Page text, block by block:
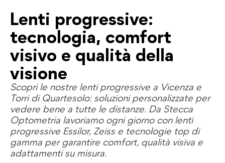
Lenti progressive:
tecnologia, comfort
visivo e qualità della
visione
Scopri le nostre lenti progressive a Vicenza e
Torri di Quartesolo: soluzioni personalizzate per
vedere bene a tutte le distanze. Da Stecca
Optometria lavoriamo ogni giorno con lenti
progressive Essilor, Zeiss e tecnologie top di
gamma per garantire comfort, qualità visiva e
adattamenti su misura.